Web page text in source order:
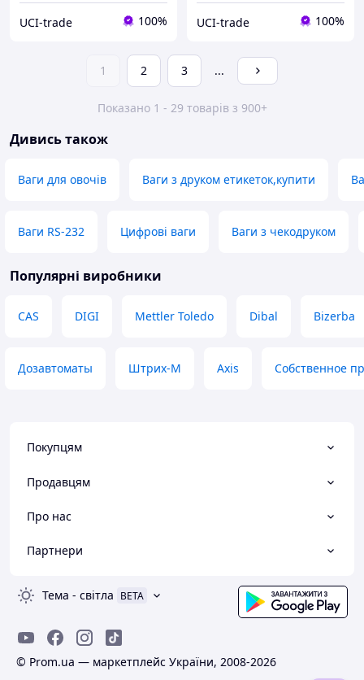
UCI-trade 100% UCI-trade 100%
1 2 3 ...
Показано 1 - 29 товарів з 900+
Дивись також
Ваги для овочів Ваги з друком етикеток,купити
Ваги RS-232 Цифрові ваги Ваги з чекодруком
Популярні виробники
CAS DIGI Mettler Toledo Dibal Bizerba
Дозавтоматы Штрих-М Axis Собственное
Покупцям
Продавцям
Про нас
Партнери
Тема - світла BETA
© Prom.ua — маркетплейс України, 2008-2026